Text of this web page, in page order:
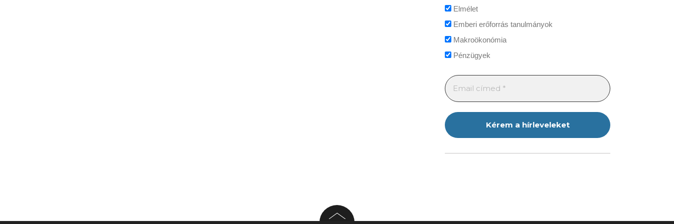
Elmélet
Emberi erőforrás tanulmányok
Makroökonómia
Pénzügyek